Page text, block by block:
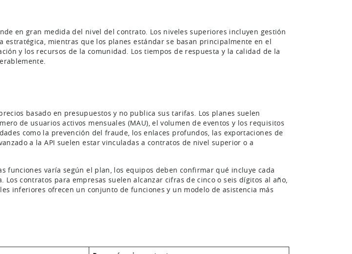
en gran medida del nivel del contrato. Los niveles superiores incluyen gestión
estratégica, mientras que los planes estándar se basan principalmente en el
y los recursos de la comunidad. Los tiempos de respuesta y la calidad de la
basado en presupuestos y no publica sus tarifas. Los planes suelen
de usuarios activos mensuales (MAU), el volumen de eventos y los requisitos
como la prevención del fraude, los enlaces profundos, las exportaciones de
a la API suelen estar vinculadas a contratos de nivel superior o a
funciones varía según el plan, los equipos deben confirmar qué incluye cada
Los contratos para empresas suelen alcanzar cifras de cinco o seis dígitos al año,
inferiores ofrecen un conjunto de funciones y un modelo de asistencia más